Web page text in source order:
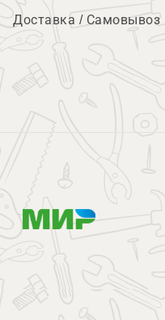
Доставка / Самовывоз